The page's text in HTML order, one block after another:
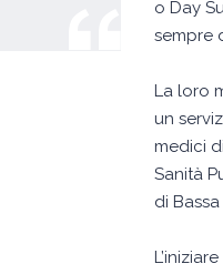
o Day
sempre
La loro
un
medici
Sanità
di